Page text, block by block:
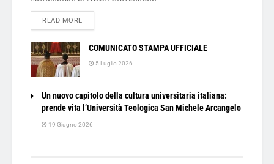
READ MOREDETAILS
COMUNICATO STAMPA UFFICIALE
5 Luglio 2026
Un nuovo capitolo della cultura universitaria italiana:
prende vita l’Università Teologica San Michele Arcangelo
19 Giugno 2026